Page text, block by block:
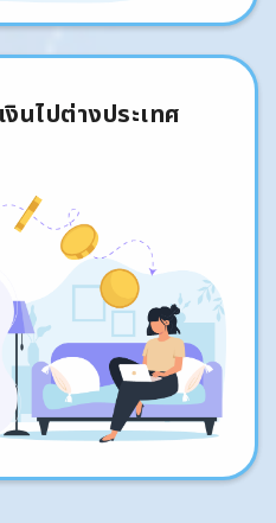
นไปต่างประเทศ